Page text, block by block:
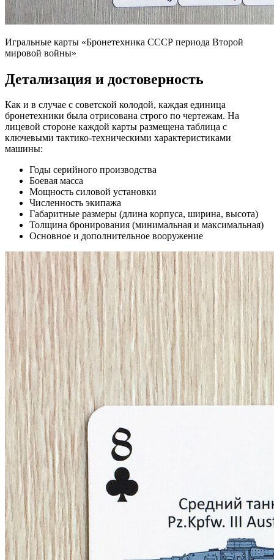
Игральные карты «Бронетехника СССР периода Второй
мировой войны»
Детализация и достоверность
Как и в случае с советской колодой, каждая единица
бронетехники была отрисована строго по чертежам. На
лицевой стороне каждой карты размещена таблица с
ключевыми тактико-техническими характеристиками
машины:
Годы серийного производства
Боевая масса
Мощность силовой установки
Численность экипажа
Габаритные размеры (длина корпуса, ширина, высота)
Толщина бронирования (минимальная и максимальная)
Основное и дополнительное вооружение